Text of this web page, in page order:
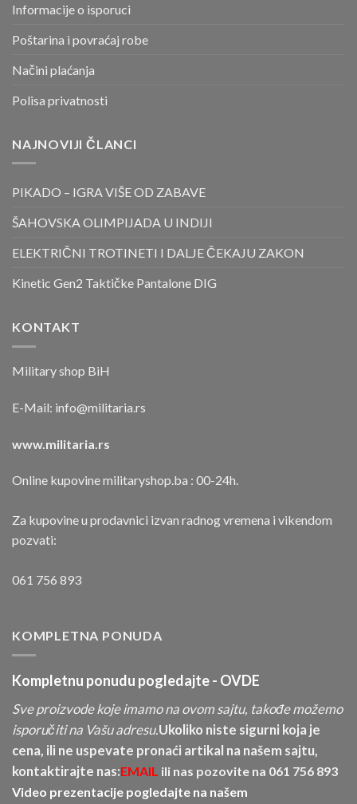
Informacije o isporuci
Poštarina i povraćaj robe
Načini plaćanja
Polisa privatnosti
NAJNOVIJI ČLANCI
PIKADO – IGRA VIŠE OD ZABAVE
ŠAHOVSKA OLIMPIJADA U INDIJI
ELEKTRIČNI TROTINETI I DALJE ČEKAJU ZAKON
Kinetic Gen2 Taktičke Pantalone DIG
KONTAKT
Military shop BiH
E-Mail: info@militaria.rs
www.militaria.rs
Online kupovine militaryshop.ba : 00-24h.
Za kupovine u prodavnici izvan radnog vremena i vikendom
pozvati:
061 756 893
KOMPLETNA PONUDA
Kompletnu ponudu pogledajte - OVDE
Sve proizvode koje imamo na ovom sajtu, takođe možemo
isporučiti na Vašu adresu.Ukoliko niste sigurni koja je
cena, ili ne uspevate pronaći artikal na našem sajtu,
kontaktirajte nas:EMAIL ili nas pozovite na 061 756 893
Video prezentacije pogledajte na našem